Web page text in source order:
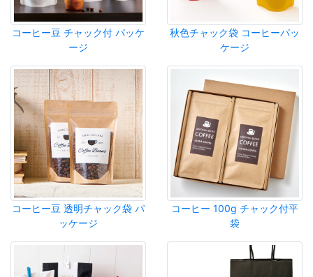
コーヒー豆 チャック付 パッケ
ージ
秋色チャック袋 コーヒーパッ
ケージ
コーヒー豆 透明チャック袋 パ
ッケージ
コーヒー 100g チャック付平
袋